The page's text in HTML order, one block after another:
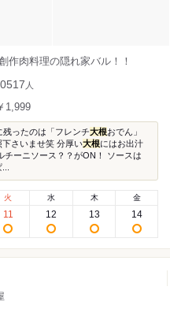
作肉料理の隠れ家バル！！
人
1,999
残ったのは「フレンチ大根おでん」
さいませ笑 分厚い大根にはお出汁
ーニソース？？がON！ ソースは
火
11
水
12
木
13
金
14